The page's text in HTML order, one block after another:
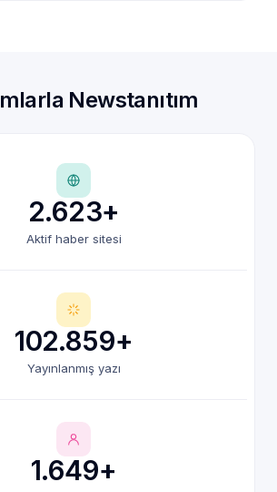
Newstanıtım
2.623+
Aktif haber sitesi
102.859+
Yayınlanmış yazı
1.649+